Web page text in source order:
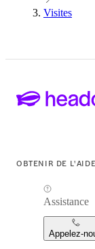
Visites
OBTENIR DE
Assistance
Appelez-